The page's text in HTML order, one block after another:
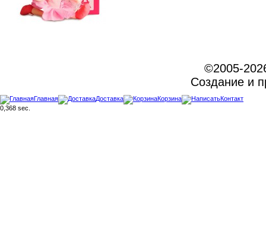
©2005-
Создание и
Главная Доставка Корзина
Контакт
0,368 sec.